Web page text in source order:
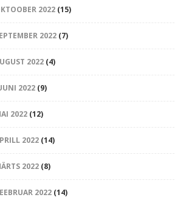
2022(15)
2022(7)
2022(4)
2022(9)
2022(12)
2022(14)
2022(8)
2022(14)